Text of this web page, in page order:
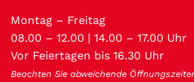
Montag – Freitag
08.00 – 12.00 | 14.00 – 17.00 Uhr
Vor Feiertagen bis 16.30 Uhr
Beachten Sie abweichende